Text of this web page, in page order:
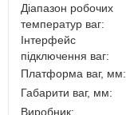
Діапазон робочих
температур ваг:
Інтерфейс
підключення ваг:
Платформа ваг, мм:
Габарити ваг, мм:
Виробник: